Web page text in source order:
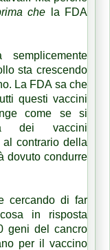
che la FDA
sta crescendo
La FDA sa che
questi vaccini
come se si
dei vaccini
contrario della
dovuto condurre
cercando di far
in risposta
geni del cancro
per il vaccino